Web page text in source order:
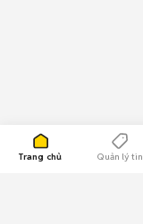
Trang chủ Quản lý tin